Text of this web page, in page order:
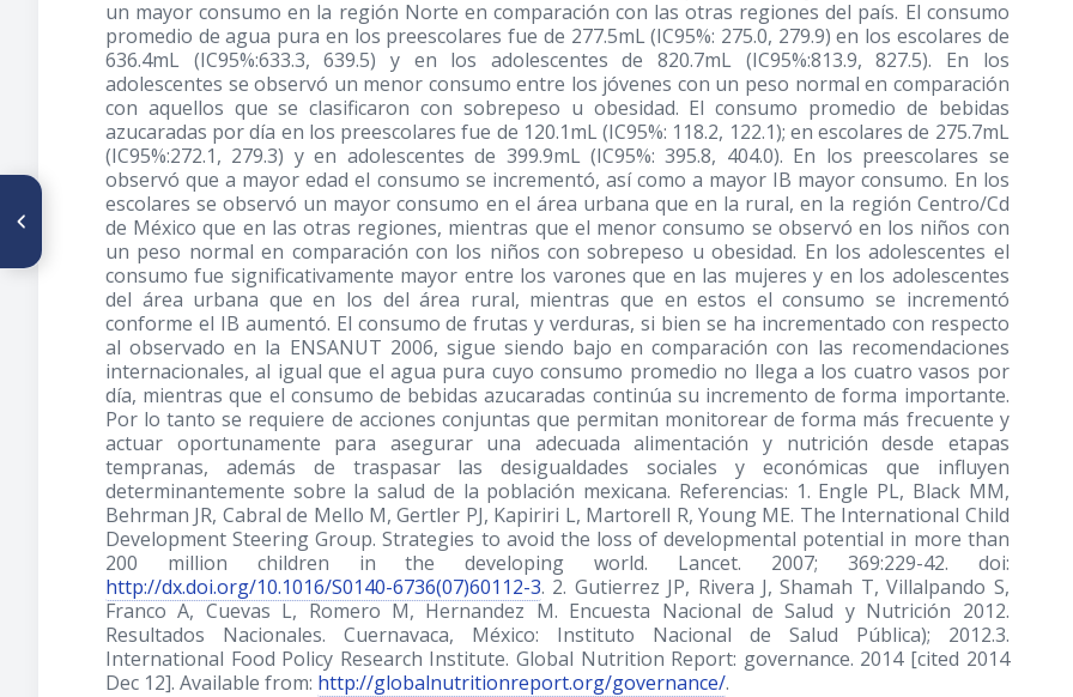
un mayor consumo en la región Norte en comparación con las otras regiones del país. El consumo
promedio de agua pura en los preescolares fue de 277.5mL (IC95%: 275.0, 279.9) en los escolares de
636.4mL (IC95%:633.3, 639.5) y en los adolescentes de 820.7mL (IC95%:813.9, 827.5). En los
adolescentes se observó un menor consumo entre los jóvenes con un peso normal en comparación
con aquellos que se clasificaron con sobrepeso u obesidad. El consumo promedio de bebidas
azucaradas por día en los preescolares fue de 120.1mL (IC95%: 118.2, 122.1); en escolares de 275.7mL
(IC95%:272.1, 279.3) y en adolescentes de 399.9mL (IC95%: 395.8, 404.0). En los preescolares se
observó que a mayor edad el consumo se incrementó, así como a mayor IB mayor consumo. En los
escolares se observó un mayor consumo en el área urbana que en la rural, en la región Centro/Cd
de México que en las otras regiones, mientras que el menor consumo se observó en los niños con
un peso normal en comparación con los niños con sobrepeso u obesidad. En los adolescentes el
consumo fue significativamente mayor entre los varones que en las mujeres y en los adolescentes
del área urbana que en los del área rural, mientras que en estos el consumo se incrementó
conforme el IB aumentó. El consumo de frutas y verduras, si bien se ha incrementado con respecto
al observado en la ENSANUT 2006, sigue siendo bajo en comparación con las recomendaciones
internacionales, al igual que el agua pura cuyo consumo promedio no llega a los cuatro vasos por
día, mientras que el consumo de bebidas azucaradas continúa su incremento de forma importante.
Por lo tanto se requiere de acciones conjuntas que permitan monitorear de forma más frecuente y
actuar oportunamente para asegurar una adecuada alimentación y nutrición desde etapas
tempranas, además de traspasar las desigualdades sociales y económicas que influyen
determinantemente sobre la salud de la población mexicana. Referencias: 1. Engle PL, Black MM,
Behrman JR, Cabral de Mello M, Gertler PJ, Kapiriri L, Martorell R, Young ME. The International Child
Development Steering Group. Strategies to avoid the loss of developmental potential in more than
200 million children in the developing world. Lancet. 2007; 369:229-42. doi:
http://dx.doi.org/10.1016/S0140-6736(07)60112-3. 2. Gutierrez JP, Rivera J, Shamah T, Villalpando S,
Franco A, Cuevas L, Romero M, Hernandez M. Encuesta Nacional de Salud y Nutrición 2012.
Resultados Nacionales. Cuernavaca, México: Instituto Nacional de Salud Pública); 2012.3.
International Food Policy Research Institute. Global Nutrition Report: governance. 2014 [cited 2014
Dec 12]. Available from: http://globalnutritionreport.org/governance/.
ARTÍCULO ANTERIOR
Ingesta de nutrimentos en
adultos